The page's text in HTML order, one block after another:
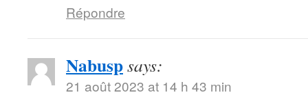
Répondre
Nabuspsays:
21 août 2023 at 14 h 43 min